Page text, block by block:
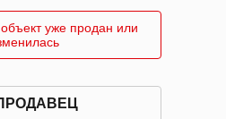
уже продан или